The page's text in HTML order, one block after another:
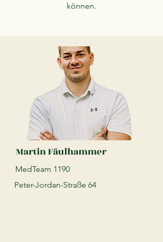
können.
Martin Fäulhammer
MedTeam 1190
Peter-Jordan-Straße 64